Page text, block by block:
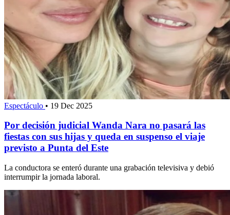
Espectáculo • 19 Dec 2025
Por decisión judicial Wanda Nara no pasará las
fiestas con sus hijas y queda en suspenso el viaje
previsto a Punta del Este
La conductora se enteró durante una grabación televisiva y debió
interrumpir la jornada laboral.